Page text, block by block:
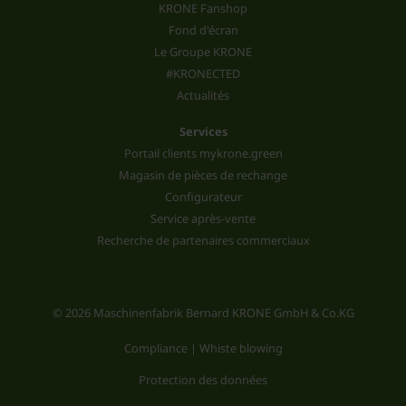
KRONE Fanshop
Fond d'écran
Le Groupe KRONE
#KRONECTED
Actualités
Services
Portail clients mykrone.green
Magasin de pièces de rechange
Configurateur
Service après-vente
Recherche de partenaires commerciaux
© 2026 Maschinenfabrik Bernard KRONE GmbH & Co.KG
Compliance | Whiste blowing
Protection des données